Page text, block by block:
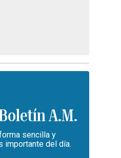
A.M.
sencilla y
importante del día.